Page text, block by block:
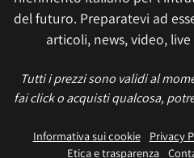
del futuro. Preparatevi ad
articoli, news, video,
Tutti i prezzi sono validi al
fai click o acquisti qualcosa,
Informativa sui cookie Privacy
Etica e trasparenza